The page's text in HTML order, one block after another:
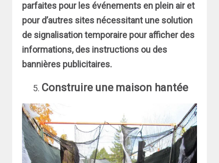
parfaites pour les événements en plein air et
pour d’autres sites nécessitant une solution
de signalisation temporaire pour afficher des
informations, des instructions ou des
bannières publicitaires.
Construire une maison hantée